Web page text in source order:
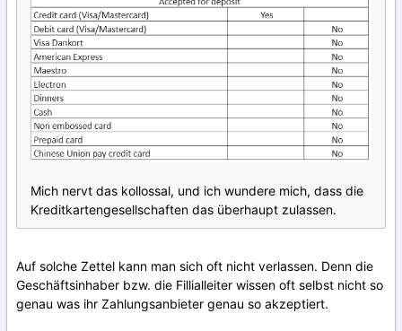
Mich nervt das kollossal, und ich wundere mich, dass die
Kreditkartengesellschaften das überhaupt zulassen.
Auf solche Zettel kann man sich oft nicht verlassen. Denn die
Geschäftsinhaber bzw. die Fillialleiter wissen oft selbst nicht so
genau was ihr Zahlungsanbieter genau so akzeptiert.